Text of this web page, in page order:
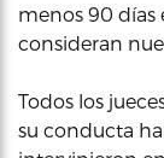
menos 90 días
consideran
Todos los
su conducta